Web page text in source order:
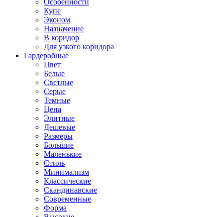
Особенности
Купе
Эконом
Назначение
В коридор
Для узкого коридора
Гардеробные
Цвет
Белые
Светлые
Серые
Темные
Цена
Элитные
Дешевые
Размеры
Большие
Маленькие
Стиль
Минимализм
Классические
Скандинавские
Современные
Форма